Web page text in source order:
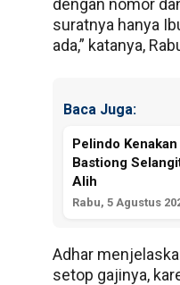
dengan nomor
suratnya hanya
ada,” katanya,
Baca Juga:
Pelindo
Bastiong
Alih
Rabu, 5 Agustus
Adhar
setop gajinya,